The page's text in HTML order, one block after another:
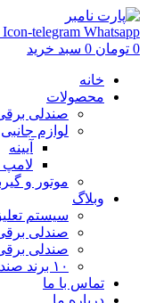
Icon-telegram Whatsapp
0 تومان 0 سبد خرید
خانه
محصولات
صندلی
لوازم جانبی
آیینه
لامپ
موتور و
وبلاگ
سیستم
صندلی
صندلی برقی
۱۰ برند صندلی برقی خودرو جهان
تماس با ما
درباره ما